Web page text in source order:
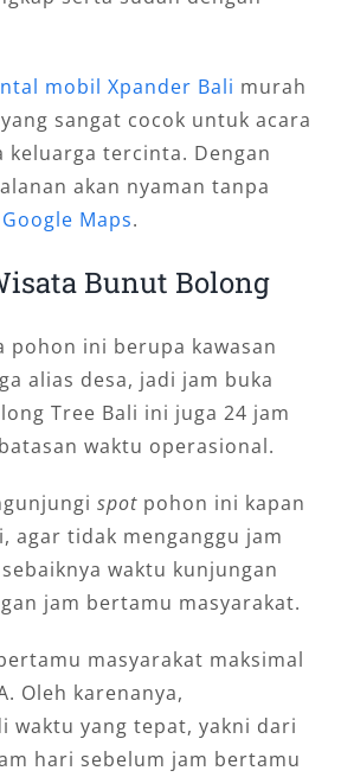
mobil Xpander Bali murah
sangat cocok untuk acara
keluarga tercinta. Dengan
akan nyaman tanpa
Google Maps.
Bunut Bolong
pohon ini berupa kawasan
alias desa, jadi jam buka
Tree Bali ini juga 24 jam
waktu operasional.
spotpohon ini kapan
agar tidak menganggu jam
waktu kunjungan
jam bertamu masyarakat.
masyarakat maksimal
Oleh karenanya,
waktu yang tepat, yakni dari
hari sebelum jam bertamu